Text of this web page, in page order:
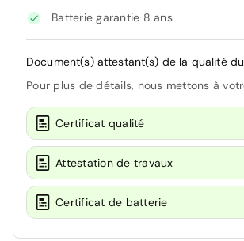
Batterie garantie 8 ans
Document(s) attestant(s) de la qualité
Pour plus de détails, nous mettons à
Certificat qualité
Attestation de travaux
Certificat de batterie